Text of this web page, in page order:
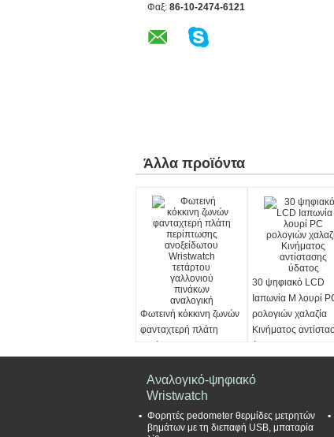
Φαξ: 86-10-2474-6121
Άλλα προϊόντα
Φωτεινή κόκκινη ζωνών
φανταχτερή πλάτη
περίπτωσης
τετάρτου γαλλονιού
πινάκων αναλογική
30 ψηφιακό LCD
Ιαπωνία Μ λουρί
ρολογιών χαλαζία
Κινήματος
ύδατος
Αναλογικό-ψηφιακό
Wristwatch
Φορητές pedometer θερμίδες μετρητών
βημάτων με τη διεπαφή USB, μπαταρία